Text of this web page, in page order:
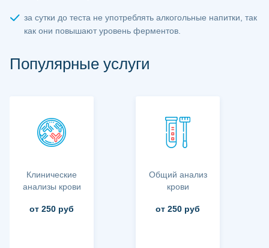
за сутки до теста не употреблять алкогольные напитки, так
как они повышают уровень ферментов.
Популярные услуги
Клинические
анализы крови
от 250 руб
Общий анализ
крови
от 250 руб